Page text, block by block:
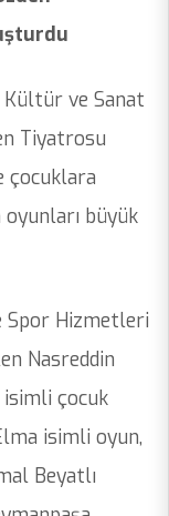
Kültür ve Sanat
Tiyatrosu
çocuklara
büyük
Spor Hizmetleri
Nasreddin
isimli çocuk
isimli oyun,
Beyatlı